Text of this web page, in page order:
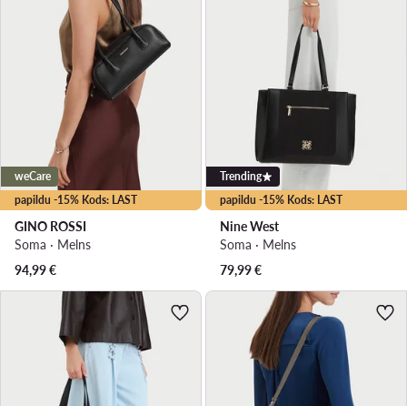
papildu -15% Kods: LAST
weCare
GINO ROSSI
Soma · Melns
94,99€
papildu -15% Kods: LAST
Trending
Nine West
Soma · Melns
79,99€